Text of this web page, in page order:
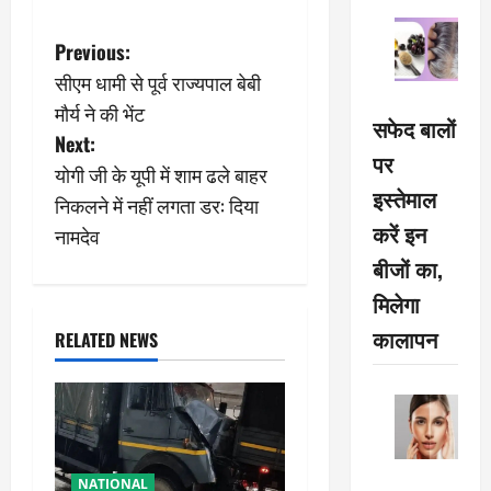
P
o
s
t
n
v
i
g
a
Previous:
सीएम धामी से पूर्व राज्यपाल बेबी
मौर्य ने की भेंट
Next:
योगी जी के यूपी में शाम ढले बाहर
निकलने में नहीं लगता डर: दिया
नामदेव
RELATED NEWS
NATIONAL
सफेद बालों
पर
इस्तेमाल
करें इन
बीजों का,
मिलेगा
कालापन